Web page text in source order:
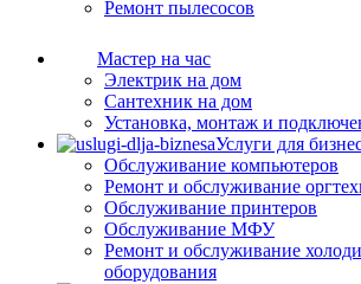
Ремонт пылесосов
Мастер на час
Электрик на дом
Сантехник на дом
Установка, монтаж и
Услуги для
Обслуживание компьютеров
Ремонт и обслуживание
Обслуживание принтеров
Обслуживание МФУ
Ремонт и обслуживание
оборудования